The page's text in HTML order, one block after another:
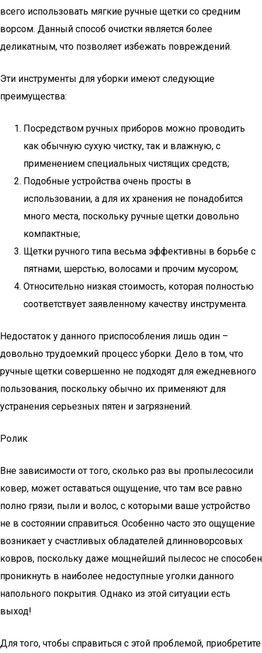
всего использовать мягкие ручные щетки со средним
ворсом. Данный способ очистки является более
деликатным, что позволяет избежать повреждений.
Эти инструменты для уборки имеют следующие
преимущества:
Посредством ручных приборов можно проводить
как обычную сухую чистку, так и влажную, с
применением специальных чистящих средств;
Подобные устройства очень просты в
использовании, а для их хранения не понадобится
много места, поскольку ручные щетки довольно
компактные;
Щетки ручного типа весьма эффективны в борьбе с
пятнами, шерстью, волосами и прочим мусором;
Относительно низкая стоимость, которая полностью
соответствует заявленному качеству инструмента.
Недостаток у данного приспособления лишь один –
довольно трудоемкий процесс уборки. Дело в том, что
ручные щетки совершенно не подходят для ежедневного
пользования, поскольку обычно их применяют для
устранения серьезных пятен и загрязнений.
Ролик
Вне зависимости от того, сколько раз вы пропылесосили
ковер, может оставаться ощущение, что там все равно
полно грязи, пыли и волос, с которыми ваше устройство
не в состоянии справиться. Особенно часто это ощущение
возникает у счастливых обладателей длинноворсовых
ковров, поскольку даже мощнейший пылесос не способен
проникнуть в наиболее недоступные уголки данного
напольного покрытия. Однако из этой ситуации есть
выход!
Для того, чтобы справиться с этой проблемой, приобретите